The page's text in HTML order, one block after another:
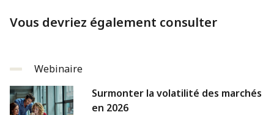
Vous devriez également consulter
Webinaire
Surmonter la volatilité des marchés
en 2026